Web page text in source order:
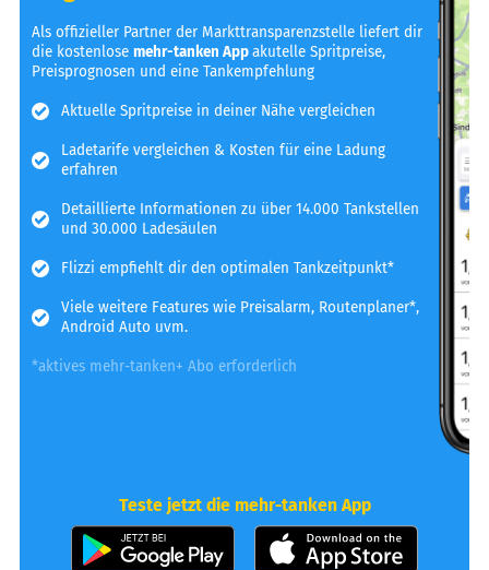
Als offizieller Partner der Markttransparenzstelle liefert dir
die kostenlosemehr-tanken Appakutelle Spritpreise,
Preisprognosen und eine Tankempfehlung
Aktuelle Spritpreise in deiner Nähe vergleichen
Ladetarife vergleichen & Kosten für eine Ladung
erfahren
Detaillierte Informationen zu über 14.000 Tankstellen
und 30.000 Ladesäulen
Flizzi empfiehlt dir den optimalen Tankzeitpunkt*
Viele weitere Features wie Preisalarm, Routenplaner*,
Android Auto uvm.
*aktives mehr-tanken+ Abo erforderlich
Teste jetzt die mehr-tanken App